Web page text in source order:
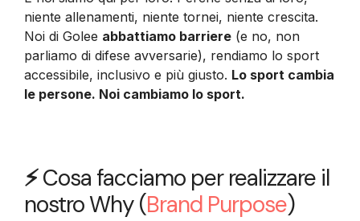
niente allenamenti, niente tornei, niente crescita.
Noi di Golee abbattiamo barriere (e no, non
parliamo di difese avversarie), rendiamo lo sport
accessibile, inclusivo e più giusto. Lo sport cambia
le persone. Noi cambiamo lo sport.
⚡Cosa facciamo per realizzare il
nostro Why (Brand Purpose)